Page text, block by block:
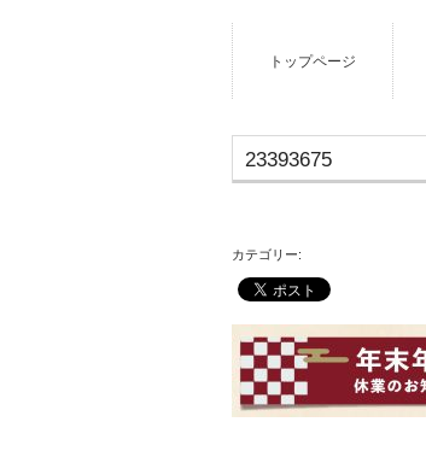
トップページ
23393675
カテゴリー: